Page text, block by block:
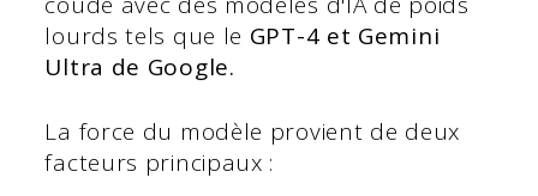
lourds tels que le GPT-4 et Gemini
Ultra de Google.
La force du modèle provient de deux
facteurs principaux :